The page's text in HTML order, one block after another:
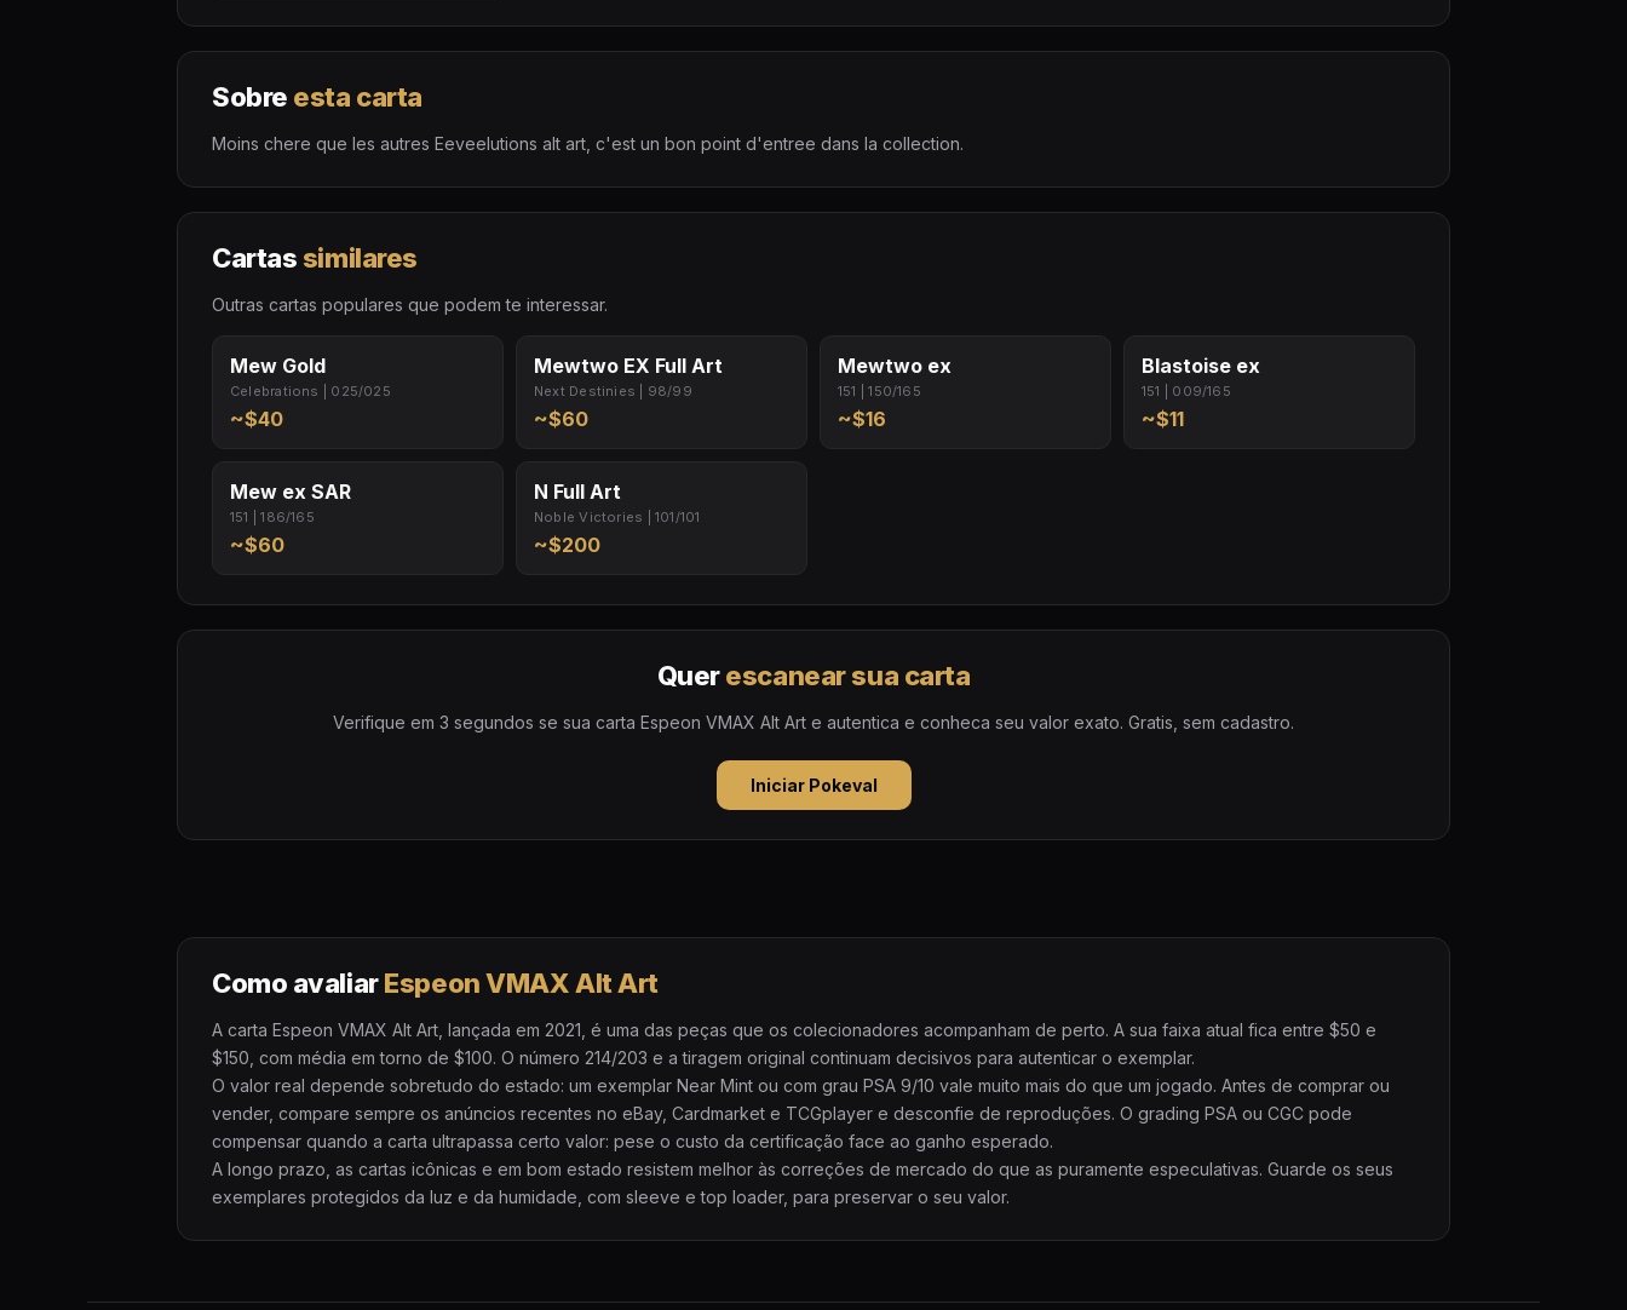
Sobre esta carta
Moins chere que les autres Eeveelutions alt art, c'est un bon point d'entree dans la collection.
Cartassimilares
Outras cartas populares que podem te interessar.
Mew Gold
Celebrations | 025/025
~$40
Mewtwo EX Full Art
Next Destinies | 98/99
~$60
Mewtwo ex
151 | 150/165
~$16
Blastoise ex
151 | 009/165
~$11
Mew ex SAR
151 | 186/165
~$60
N Full Art
Noble Victories | 101/101
~$200
Querescanear sua carta
Verifique em 3 segundos se sua carta Espeon VMAX Alt Art e autentica e conheca seu valor exato. Gratis, sem cadastro.
Iniciar Pokeval
Como avaliarEspeon VMAX Alt Art
A carta Espeon VMAX Alt Art, lançada em 2021, é uma das peças que os colecionadores acompanham de perto. A sua faixa atual fica entre $50 e
$150, com média em torno de $100. O número 214/203 e a tiragem original continuam decisivos para autenticar o exemplar.
O valor real depende sobretudo do estado: um exemplar Near Mint ou com grau PSA 9/10 vale muito mais do que um jogado. Antes de comprar ou
vender, compare sempre os anúncios recentes no eBay, Cardmarket e TCGplayer e desconfie de reproduções. O grading PSA ou CGC pode
compensar quando a carta ultrapassa certo valor: pese o custo da certificação face ao ganho esperado.
A longo prazo, as cartas icônicas e em bom estado resistem melhor às correções de mercado do que as puramente especulativas. Guarde os seus
exemplares protegidos da luz e da humidade, com sleeve e top loader, para preservar o seu valor.